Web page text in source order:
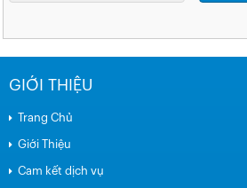
GIỚI THIỆU
Trang Chủ
Giới Thiệu
Cam kết dịch vụ